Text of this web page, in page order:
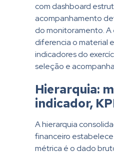
com dashboard
acompanhamento
do monitoramento.
diferencia o material
indicadores do
seleção e
Hierarquia:
indicador,
A hierarquia
financeiro
métrica é o dado